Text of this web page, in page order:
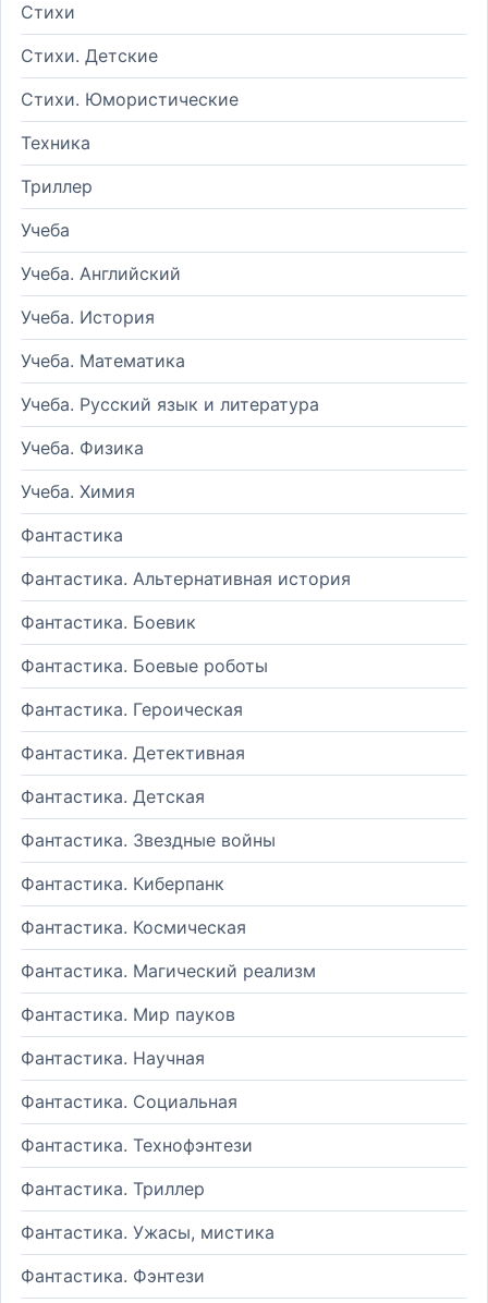
Стихи
Стихи. Детские
Стихи. Юмористические
Техника
Триллер
Учеба
Учеба. Английский
Учеба. История
Учеба. Математика
Учеба. Русский язык и литература
Учеба. Физика
Учеба. Химия
Фантастика
Фантастика. Альтернативная история
Фантастика. Боевик
Фантастика. Боевые роботы
Фантастика. Героическая
Фантастика. Детективная
Фантастика. Детская
Фантастика. Звездные войны
Фантастика. Киберпанк
Фантастика. Космическая
Фантастика. Магический реализм
Фантастика. Мир пауков
Фантастика. Научная
Фантастика. Социальная
Фантастика. Технофэнтези
Фантастика. Триллер
Фантастика. Ужасы, мистика
Фантастика. Фэнтези